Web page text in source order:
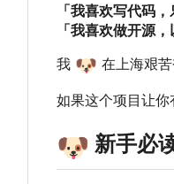
「我喜欢写代码，
「我喜欢做开源，
我 🐶 在上海艰
如果这个项目让你
🐶 新手必